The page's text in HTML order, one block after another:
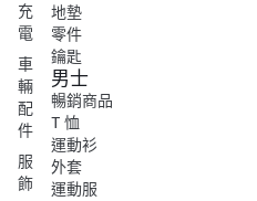
充
電
車
輛
配
件
服
飾
地墊
零件
鑰匙
男士
暢銷商品
T 恤
運動衫
外套
運動服